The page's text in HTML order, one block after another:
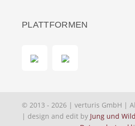
PLATTFORMEN
© 2013 - 2026 | verturis GmbH |
| design and edit by Jung und